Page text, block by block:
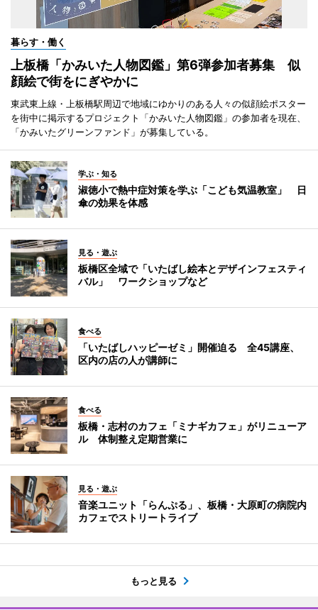
暮らす・働く
上板橋「かみいた人物図鑑」第6弾参加者募集 似
顔絵で街をにぎやかに
東武東上線・上板橋駅周辺で地域にゆかりのある人々の似顔絵ポスター
を街中に掲示するプロジェクト「かみいた人物図鑑」の参加者を現在、
「かみいたグリーンファンド」が募集している。
学ぶ・知る
淑徳小で熱中症対策を学ぶ「こども気温教室」 日
傘の効果を体感
見る・遊ぶ
板橋区全域で「いたばし絵本とデザインフェスティ
バル」 ワークショップなど
食べる
「いたばしハッピーゼミ」開催迫る 全45講座、
区内の店の人が講師に
食べる
板橋・志村のカフェ「ミナギカフェ」がリニューア
ル 体制整え定期営業に
見る・遊ぶ
音楽ユニット「らんぷる」、板橋・大原町の病院内
カフェでストリートライブ
もっと見る